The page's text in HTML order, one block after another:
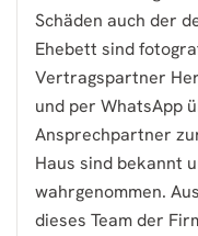
Schäden auch der
Ehebett sind
Vertragspartner
und per WhatsApp
Ansprechpartner
Haus sind bekannt
wahrgenommen.
dieses Team der